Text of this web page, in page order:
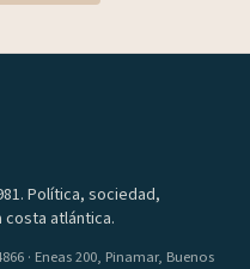
Política, sociedad,
atlántica.
· Eneas 200, Pinamar, Buenos